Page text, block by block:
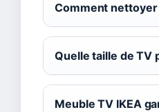
Comment nettoyer
Quelle taille de TV
Meuble TV IKEA